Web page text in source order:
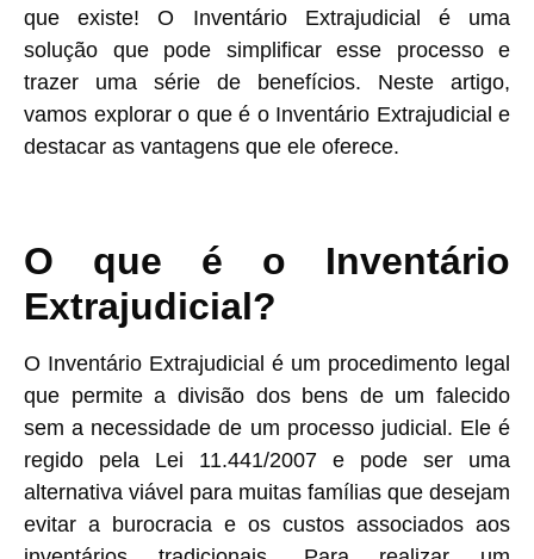
que existe! O Inventário Extrajudicial é uma
solução que pode simplificar esse processo e
trazer uma série de benefícios. Neste artigo,
vamos explorar o que é o Inventário Extrajudicial e
destacar as vantagens que ele oferece.
O que é o Inventário
Extrajudicial?
O Inventário Extrajudicial é um procedimento legal
que permite a divisão dos bens de um falecido
sem a necessidade de um processo judicial. Ele é
regido pela Lei 11.441/2007 e pode ser uma
alternativa viável para muitas famílias que desejam
evitar a burocracia e os custos associados aos